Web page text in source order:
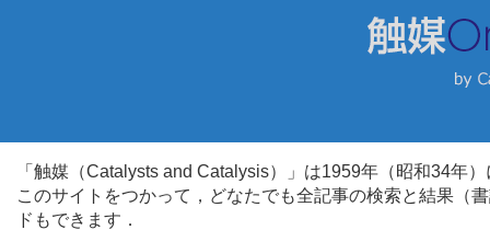
「触媒（Catalysts and Catalysis）」は1959年（昭和34年
このサイトをつかって，どなたでも全記事の検索と結果（
ドもできます．